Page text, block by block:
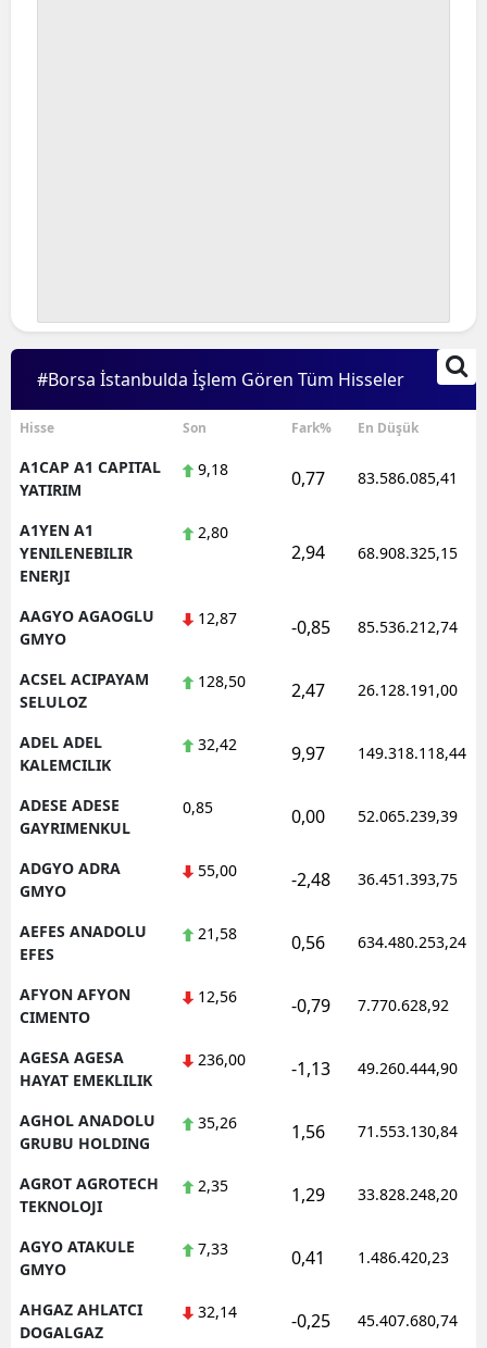
Çankırı
Çorum
Denizli
Diyarbakır
Elazığ
Eskişehir
Gümüşhane
Hakkari
Mersin
Kırşehir
#Borsa İstanbulda İşlem Gören Tüm Hisseler
Hisse Son Fark% En Düşük
A1CAP A1 CAPITAL
YATIRIM
9,18 0,77 83.586.085,41
A1YEN A1
YENILENEBILIR
ENERJI
2,80
2,94 68.908.325,15
AAGYO AGAOGLU
GMYO
12,87 -0,85 85.536.212,74
ACSEL ACIPAYAM
SELULOZ
128,50 2,47 26.128.191,00
ADEL ADEL
KALEMCILIK
32,42 9,97 149.318.118,44
ADESE ADESE
GAYRIMENKUL
0,85 0,00 52.065.239,39
ADGYO ADRA
GMYO
55,00 -2,48 36.451.393,75
AEFES ANADOLU
EFES
21,58 0,56 634.480.253,24
AFYON AFYON
CIMENTO
12,56 -0,79 7.770.628,92
AGESA AGESA
HAYAT EMEKLILIK
236,00 -1,13 49.260.444,90
AGHOL ANADOLU
GRUBU HOLDING
35,26 1,56 71.553.130,84
AGROT AGROTECH
TEKNOLOJI
2,35 1,29 33.828.248,20
AGYO ATAKULE
GMYO
7,33 0,41 1.486.420,23
AHGAZ AHLATCI
DOGALGAZ
32,14 -0,25 45.407.680,74